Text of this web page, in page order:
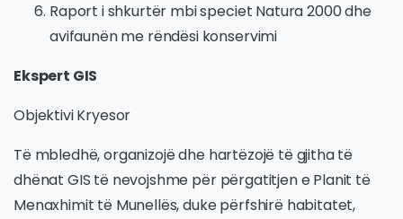
Raport i shkurtër mbi speciet Natura 2000 dhe
avifaunën me rëndësi konservimi
Ekspert GIS
Objektivi Kryesor
Të mbledhë, organizojë dhe hartëzojë të gjitha të
dhënat GIS të nevojshme për përgatitjen e Planit të
Menaxhimit të Munellës, duke përfshirë habitatet,